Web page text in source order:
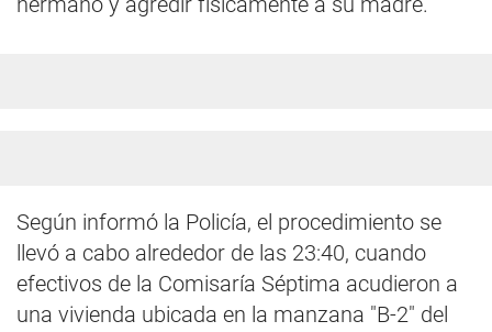
Según informó la Policía, el procedimiento se
llevó a cabo alrededor de las 23:40, cuando
efectivos de la Comisaría Séptima acudieron a
una vivienda ubicada en la manzana "B-2" del